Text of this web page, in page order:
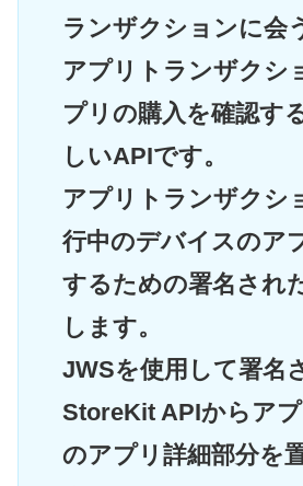
ランザクションに会
アプリトランザクシ
プリの購入を確認す
しいAPIです。
アプリトランザクシ
行中のデバイスのア
するための署名され
します。
JWSを使用して署名
StoreKit APIからア
のアプリ詳細部分を